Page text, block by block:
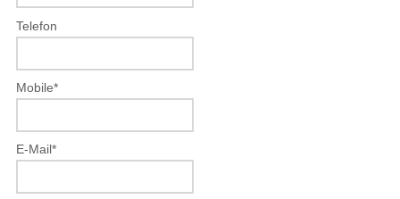
Telefon
Mobile*
E-Mail*